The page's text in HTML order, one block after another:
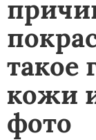
такое
кожи
фото